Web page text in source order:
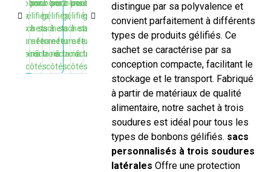
distingue par sa polyvalence et
convient parfaitement à différents
types de produits gélifiés. Ce
sachet se caractérise par sa
conception compacte, facilitant le
stockage et le transport. Fabriqué
à partir de matériaux de qualité
alimentaire, notre sachet à trois
soudures est idéal pour tous les
types de bonbons gélifiés. sacs
personnalisés à trois soudures
latérales Offre une protection